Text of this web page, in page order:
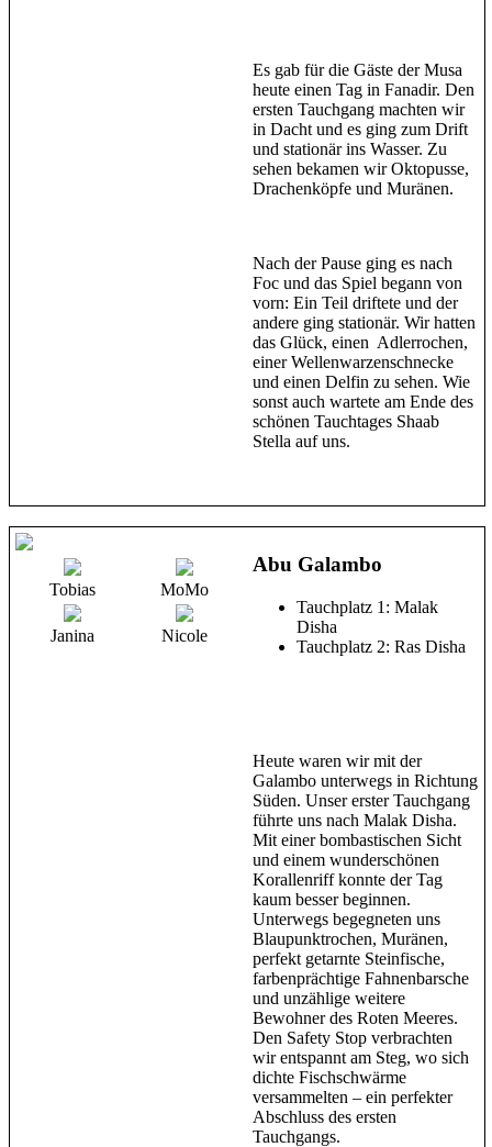
Es gab für die Gäste der Musa
heute einen Tag in Fanadir. Den
ersten Tauchgang machten wir
in Dacht und es ging zum Drift
und stationär ins Wasser. Zu
sehen bekamen wir Oktopusse,
Drachenköpfe und Muränen.
Nach der Pause ging es nach
Foc und das Spiel begann von
vorn: Ein Teil driftete und der
andere ging stationär. Wir hatten
das Glück, einen Adlerrochen,
einer Wellenwarzenschnecke
und einen Delfin zu sehen. Wie
sonst auch wartete am Ende des
schönen Tauchtages Shaab
Stella auf uns.
Tobias MoMo
Janina Nicole
Abu Galambo
Tauchplatz 1: Malak
Disha
Tauchplatz 2: Ras Disha
Heute waren wir mit der
Galambo unterwegs in Richtung
Süden. Unser erster Tauchgang
führte uns nach Malak Disha.
Mit einer bombastischen Sicht
und einem wunderschönen
Korallenriff konnte der Tag
kaum besser beginnen.
Unterwegs begegneten uns
Blaupunktrochen, Muränen,
perfekt getarnte Steinfische,
farbenprächtige Fahnenbarsche
und unzählige weitere
Bewohner des Roten Meeres.
Den Safety Stop verbrachten
wir entspannt am Steg, wo sich
dichte Fischschwärme
versammelten – ein perfekter
Abschluss des ersten
Tauchgangs.